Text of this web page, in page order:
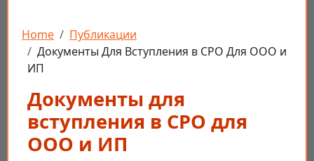
Строка навигации
Home
Публикации
Документы Для Вступления в СРО Для ООО и
ИП
Документы для
вступления в СРО для
ООО и ИП